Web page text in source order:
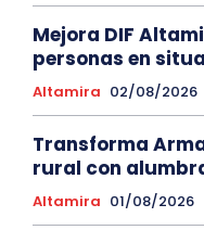
Mejora DIF
personas en
Altamira 02/08/2026
Transforma
rural con
Altamira 01/08/2026